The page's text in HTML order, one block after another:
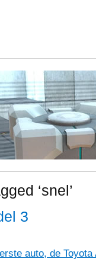
‘snel’
3
auto, de Toyota